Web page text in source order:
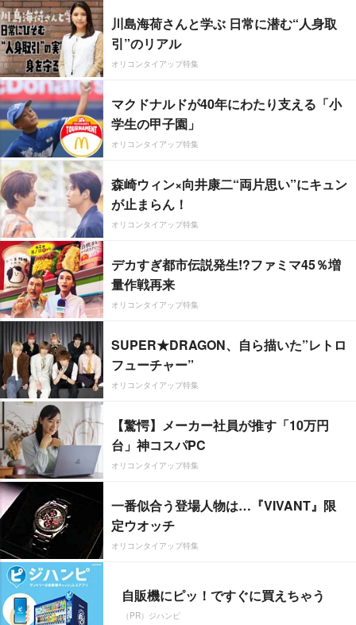
川島海荷さんと学ぶ 日常に潜む“人身取
引”のリアル
オリコンタイアップ特集
マクドナルドが40年にわたり支える「小
学生の甲子園」
オリコンタイアップ特集
森崎ウィン×向井康二“両片思い”にキュン
が止まらん！
オリコンタイアップ特集
デカすぎ都市伝説発生!?ファミマ45％増
量作戦再来
オリコンタイアップ特集
SUPER★DRAGON、自ら描いた”レトロ
フューチャー”
オリコンタイアップ特集
【驚愕】メーカー社員が推す「10万円
台」神コスパPC
オリコンタイアップ特集
一番似合う登場人物は…『VIVANT』限
定ウオッチ
オリコンタイアップ特集
自販機にピッ！ですぐに買えちゃう
（PR）ジハンピ